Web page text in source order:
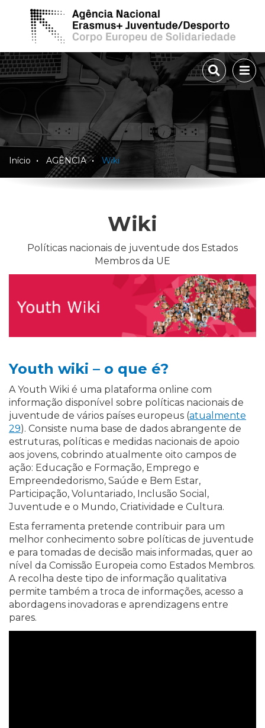
TOGGLE
Início AGÊNCIA Wiki
Wiki
Políticas nacionais de juventude dos Estados
Membros da UE
Youth wiki – o que é?
A Youth Wiki é uma plataforma online com
informação disponível sobre políticas nacionais de
juventude de vários países europeus (atualmente
29). Consiste numa base de dados abrangente de
estruturas, políticas e medidas nacionais de apoio
aos jovens, cobrindo atualmente oito campos de
ação: Educação e Formação, Emprego e
Empreendedorismo, Saúde e Bem Estar,
Participação, Voluntariado, Inclusão Social,
Juventude e o Mundo, Criatividade e Cultura.
Esta ferramenta pretende contribuir para um
melhor conhecimento sobre políticas de juventude
e para tomadas de decisão mais informadas, quer ao
nível da Comissão Europeia como Estados Membros.
A recolha deste tipo de informação qualitativa
permite também a troca de informações, acesso a
abordagens inovadoras e aprendizagens entre
pares.